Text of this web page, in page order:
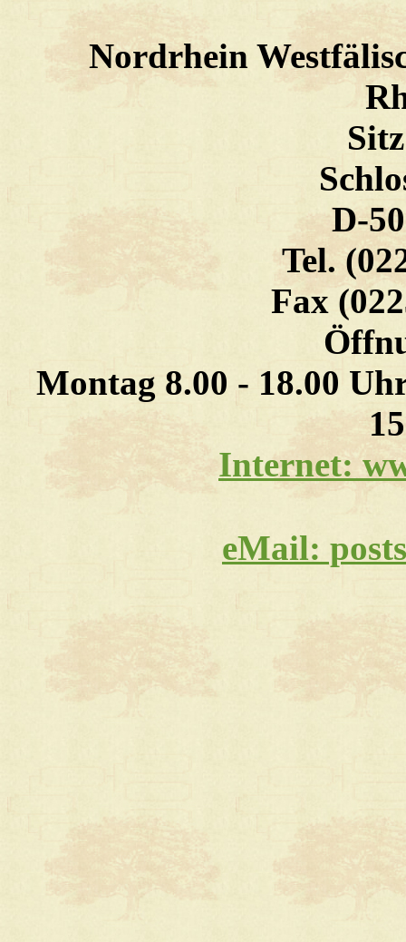
Nordrhein
D-
Tel.
Fax
Montag 8.00 - 18.00
Internet:
eMail: